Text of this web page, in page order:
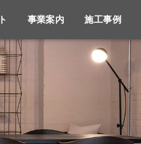
事業案内 施工事例